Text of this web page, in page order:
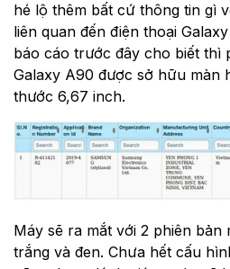
hé lộ thêm bất cứ thông tin gì
liên quan đến điện thoại
báo cáo trước đây cho biết thì
Galaxy A90 được sở hữu màn
thước 6,67 inch.
Máy sẽ ra mắt với 2 phiên bản
trắng và đen. Chưa hết cấu